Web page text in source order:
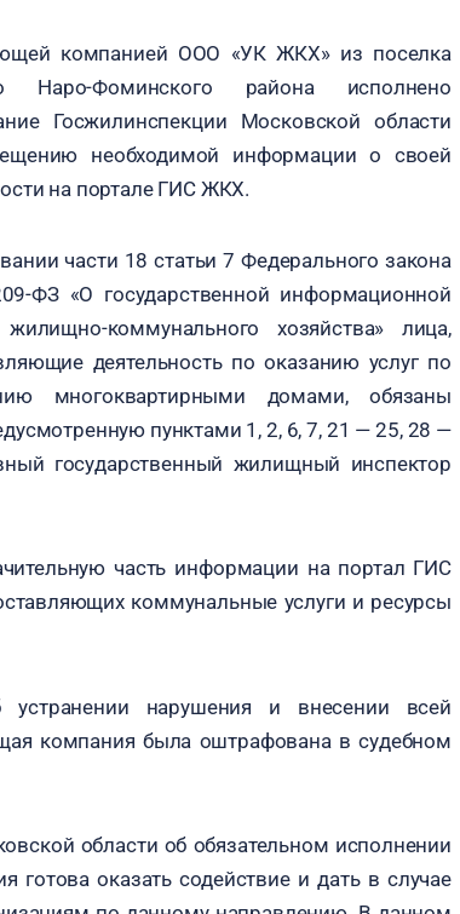
компанией ООО «УК ЖКХ» из поселка
Наро-Фоминского района исполнено
Госжилинспекции Московской области
необходимой информации о своей
на портале ГИС ЖКХ.
части 18 статьи 7 Федерального закона
ФЗ «О государственной информационной
жилищно-коммунального хозяйства» лица,
деятельность по оказанию услуг по
многоквартирными домами, обязаны
пунктами 1, 2, 6, 7, 21 — 25, 28 —
государственный жилищный инспектор
часть информации на портал ГИС
коммунальные услуги и ресурсы
нарушения и внесении всей
компания была оштрафована в судебном
области об обязательном исполнении
оказать содействие и дать в случае